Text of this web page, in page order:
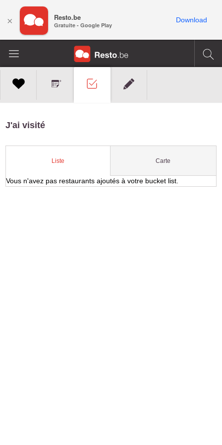
J'ai visité
Liste Carte
Vous n'avez pas restaurants ajoutés à votre bucket list.
× Resto.be
Gratuite - Google Play
Download